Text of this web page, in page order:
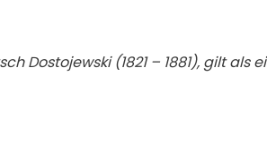
Dostojewski (1821 – 1881), gilt